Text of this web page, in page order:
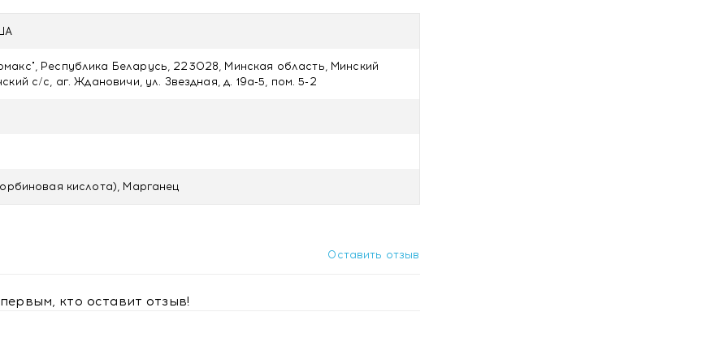
кормление грудью.
Республика Беларусь, 223028, Минская область, Минский
с/с, аг. Ждановичи, ул. Звездная, д. 19а-5, пом. 5-2
кислота), Марганец
Оставить отзыв
кто оставит отзыв!